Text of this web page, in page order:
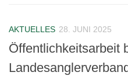
AKTUELLES 28. JUNI 2025
Öffentlichkeitsarbeit